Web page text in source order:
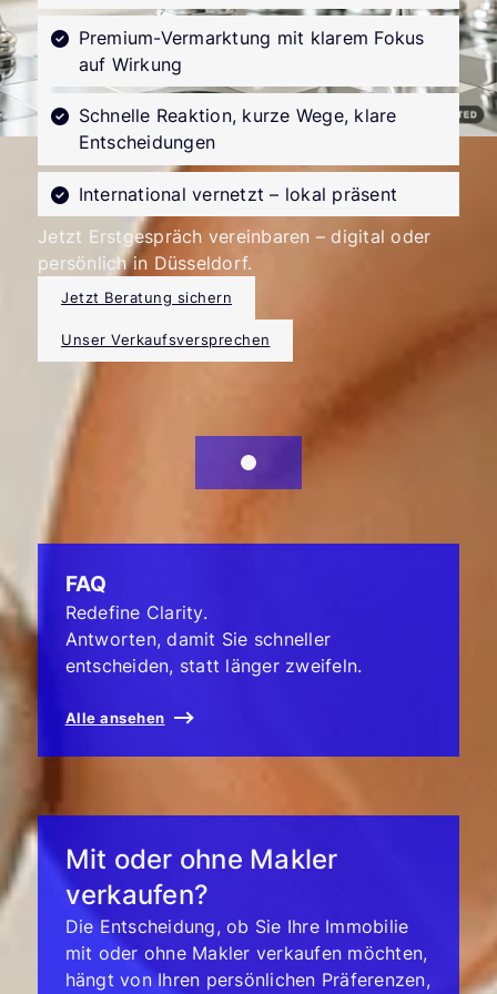
Premium-Vermarktung mit klarem Fokus
auf Wirkung
Schnelle Reaktion, kurze Wege, klare
Entscheidungen
International vernetzt – lokal präsent
Jetzt Erstgespräch vereinbaren – digital oder
persönlich in Düsseldorf.
Jetzt Beratung sichern
Unser Verkaufsversprechen
FAQ
Redefine Clarity.
Antworten, damit Sie schneller
entscheiden, statt länger zweifeln.
Alle ansehen
Mit oder ohne Makler
verkaufen?
Die Entscheidung, ob Sie Ihre Immobilie
mit oder ohne Makler verkaufen möchten,
hängt von Ihren persönlichen Präferenzen,